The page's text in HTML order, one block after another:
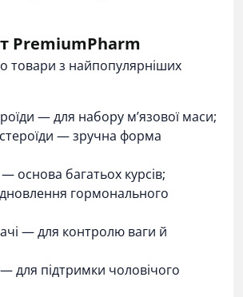
PremiumPharm
товари з найпопулярніших
— для набору м’язової маси;
— зручна форма
— основа багатьох курсів;
гормонального
— для контролю ваги й
для підтримки чоловічого